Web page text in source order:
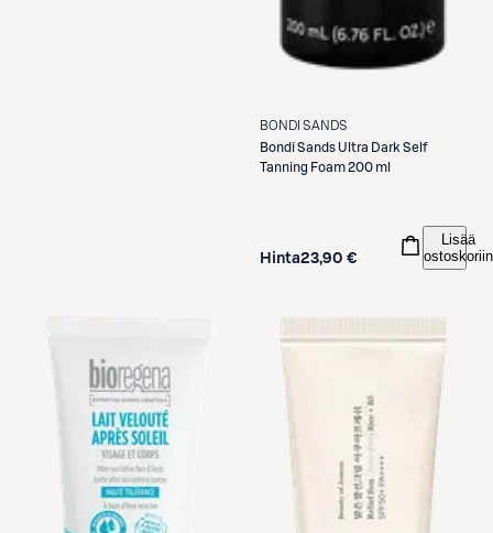
BONDI SANDS
Bondi SandsUltra Dark Self
Tanning Foam 200 ml
Hinta23,90 €
Lisää
ostoskoriin